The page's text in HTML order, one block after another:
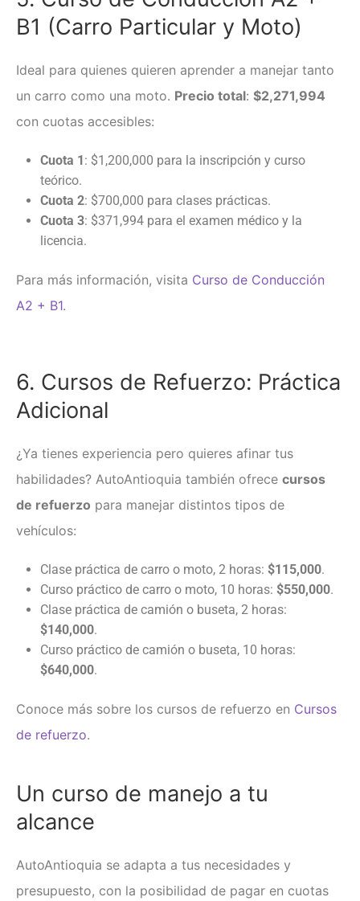
B1 (Carro Particular y Moto)
Ideal para quienes quieren aprender a manejar tanto
un carro como una moto. Precio total: $2,271,994
con cuotas accesibles:
Cuota 1: $1,200,000 para la inscripción y curso
teórico.
Cuota 2: $700,000 para clases prácticas.
Cuota 3: $371,994 para el examen médico y la
licencia.
Para más información, visita Curso de Conducción
A2 + B1.
6. Cursos de Refuerzo: Práctica
Adicional
¿Ya tienes experiencia pero quieres afinar tus
habilidades? AutoAntioquia también ofrece cursos
de refuerzo para manejar distintos tipos de
vehículos:
Clase práctica de carro o moto, 2 horas: $115,000.
Curso práctico de carro o moto, 10 horas: $550,000.
Clase práctica de camión o buseta, 2 horas:
$140,000.
Curso práctico de camión o buseta, 10 horas:
$640,000.
Conoce más sobre los cursos de refuerzo en Cursos
de refuerzo.
Un curso de manejo a tu
alcance
AutoAntioquia se adapta a tus necesidades y
presupuesto, con la posibilidad de pagar en cuotas